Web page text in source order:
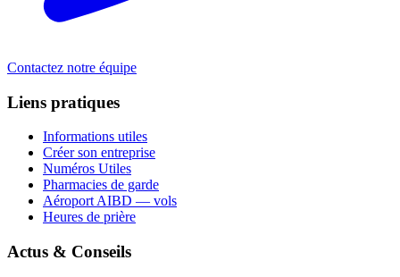
Contactez notre équipe
Liens pratiques
Informations utiles
Créer son entreprise
Numéros Utiles
Pharmacies de garde
Aéroport AIBD — vols
Heures de prière
Actus & Conseils